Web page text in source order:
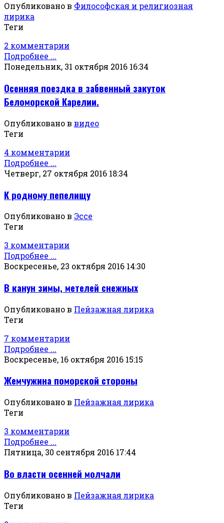
Опубликовано в Философская и религиозная
лирика
Теги
2 комментарии
Подробнее ...
Понедельник, 31 октября 2016 16:34
Осенняя поездка в забвенный закуток
Беломорской Карелии.
Опубликовано в видео
Теги
4 комментарии
Подробнее ...
Четверг, 27 октября 2016 18:34
К родному пепелищу
Опубликовано в Эссе
Теги
3 комментарии
Подробнее ...
Воскресенье, 23 октября 2016 14:30
В канун зимы, метелей снежных
Опубликовано в Пейзажная лирика
Теги
7 комментарии
Подробнее ...
Воскресенье, 16 октября 2016 15:15
Жемчужина поморской стороны
Опубликовано в Пейзажная лирика
Теги
3 комментарии
Подробнее ...
Пятница, 30 сентября 2016 17:44
Во власти осенней молчали
Опубликовано в Пейзажная лирика
Теги